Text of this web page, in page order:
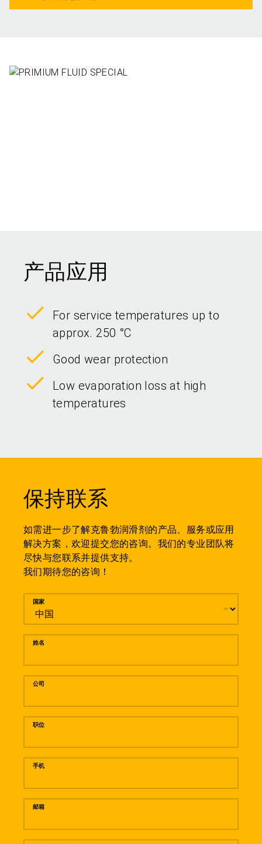
产品应用
For service temperatures up to
approx. 250 °C
Good wear protection
Low evaporation loss at high
temperatures
保持联系
如需进一步了解克鲁勃润滑剂的产品、服务或应用
解决方案，欢迎提交您的咨询。我们的专业团队将
尽快与您联系并提供支持。
我们期待您的咨询！
留言
国家
姓名
公司
职位
手机
邮箱